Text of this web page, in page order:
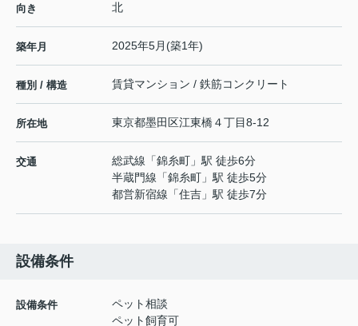
向き 北
築年月 2025年5月(築1年)
種別 / 構造 賃貸マンション / 鉄筋コンクリート
所在地 東京都墨田区江東橋４丁目8-12
交通 総武線 「錦糸町 」駅 徒歩6分
半蔵門線 「錦糸町 」駅 徒歩5分
都営新宿線 「住吉 」駅 徒歩7分
設備条件
設備条件
ペット相談
ペット飼育可